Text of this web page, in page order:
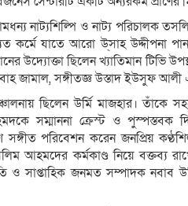
নাট্যশিল্পি ও নাট্য পরিচালক
কর্মে যাতে আরো উ্সাহ উদ্দীপনা
উদ্যোক্তা ছিলেন খ্যাতিমান টিভি
জামাল, সঙ্গীতজ্ঞ উস্তাদ ইউসুফ
ছিলেন উর্মি মাজহার। তাঁকে
সম্মাননা ক্রেস্ট ও পুস্পস্তবক
সঙ্গীত পরিবেশন করেন জনপ্রিয়
আহমদের কর্মকাণ্ড নিয়ে বক্তব্য
ও সাপ্তাহিক জনমত সম্পাদক নবাব